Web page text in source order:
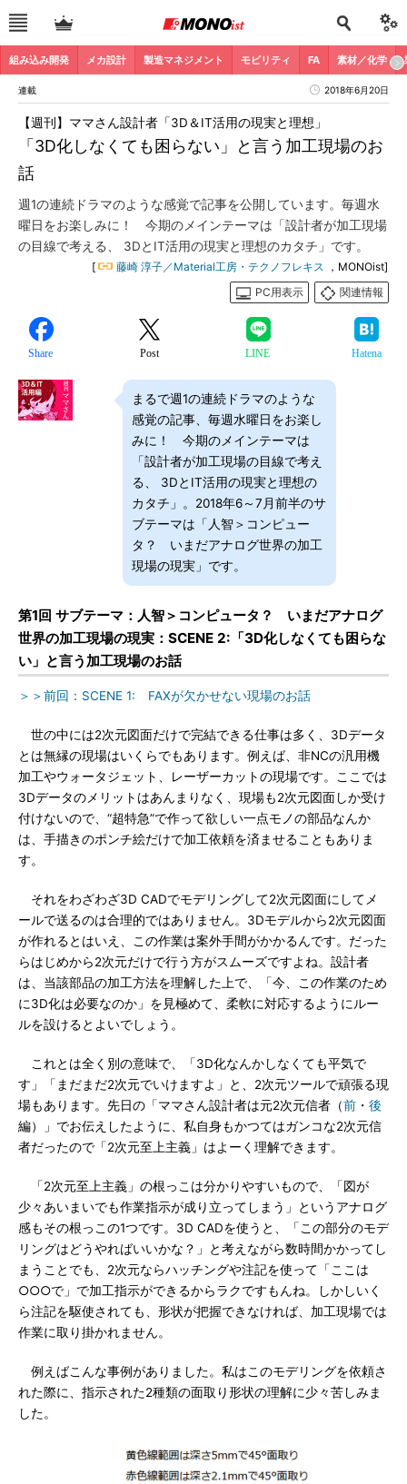
組み込み開発 メカ設計 製造マネジメント モビリティ FA 素材／化学
連載 2018年6月20日
「3D化しなくても困らない」と言う加工現場のお
話
【週刊】ママさん設計者「3D＆IT活用の現実と理想」
週1の連続ドラマのような感覚で記事を公開しています。毎週水
曜日をお楽しみに！ 今期のメインテーマは「設計者が加工現場
の目線で考える、 3DとIT活用の現実と理想のカタチ」です。
[ 藤崎 淳子／Material工房・テクノフレキス ，MONOist]
PC用表示
関連情報
Share Post LINE Hatena
まるで週1の連続ドラマのような
感覚の記事、毎週水曜日をお楽し
みに！ 今期のメインテーマは
「設計者が加工現場の目線で考え
る、 3DとIT活用の現実と理想の
カタチ」。2018年6～7月前半のサ
ブテーマは「人智＞コンピュー
タ？ いまだアナログ世界の加工
現場の現実」です。
第1回 サブテーマ：人智＞コンピュータ？ いまだアナログ
世界の加工現場の現実：SCENE 2:「3D化しなくても困らな
い」と言う加工現場のお話
＞＞前回：SCENE 1: FAXが欠かせない現場のお話
世の中には2次元図面だけで完結できる仕事は多く、3Dデータ
とは無縁の現場はいくらでもあります。例えば、非NCの汎用機
加工やウォータジェット、レーザーカットの現場です。ここでは
3Dデータのメリットはあんまりなく、現場も2次元図面しか受け
付けないので、“超特急”で作って欲しい一点モノの部品なんか
は、手描きのポンチ絵だけで加工依頼を済ませることもありま
す。
それをわざわざ3D CADでモデリングして2次元図面にしてメ
ールで送るのは合理的ではありません。3Dモデルから2次元図面
が作れるとはいえ、この作業は案外手間がかかるんです。だった
らはじめから2次元だけで行う方がスムーズですよね。設計者
は、当該部品の加工方法を理解した上で、「今、この作業のため
に3D化は必要なのか」を見極めて、柔軟に対応するようにルー
ルを設けるとよいでしょう。
これとは全く別の意味で、「3D化なんかしなくても平気で
す」「まだまだ2次元でいけますよ」と、2次元ツールで頑張る現
場もあります。先日の「ママさん設計者は元2次元信者（前 ・ 後
編）」でお伝えしたように、私自身もかつてはガンコな2次元信
者だったので「2次元至上主義」はよーく理解できます。
「2次元至上主義」の根っこは分かりやすいもので、「図が
少々あいまいでも作業指示が成り立ってしまう」というアナログ
感もその根っこの1つです。3D CADを使うと、「この部分のモデ
リングはどうやればいいかな？」と考えながら数時間かかってし
まうことでも、2次元ならハッチングや注記を使って「ここは
○○○で」で加工指示ができるからラクですもんね。しかしいく
ら注記を駆使されても、形状が把握できなければ、加工現場では
作業に取り掛かれません。
例えばこんな事例がありました。私はこのモデリングを依頼さ
れた際に、指示された2種類の面取り形状の理解に少々苦しみま
した。